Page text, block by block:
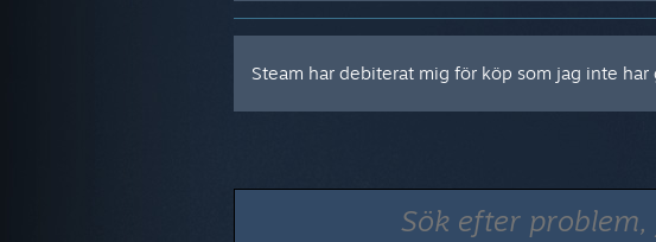
Steam har debiterat mig för köp som jag inte har